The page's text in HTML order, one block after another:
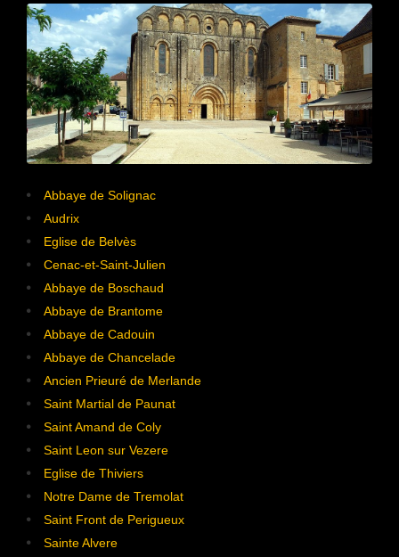
Abbaye de Solignac
Audrix
Eglise de Belvès
Cenac-et-Saint-Julien
Abbaye de Boschaud
Abbaye de Brantome
Abbaye de Cadouin
Abbaye de Chancelade
Ancien Prieuré de Merlande
Saint Martial de Paunat
Saint Amand de Coly
Saint Leon sur Vezere
Eglise de Thiviers
Notre Dame de Tremolat
Saint Front de Perigueux
Sainte Alvere